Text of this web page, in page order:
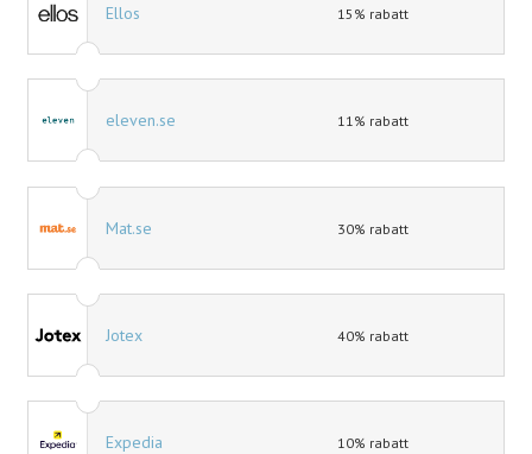
Ellos 15% rabatt
eleven.se 11% rabatt
Mat.se 30% rabatt
Jotex 40% rabatt
Expedia 10% rabatt